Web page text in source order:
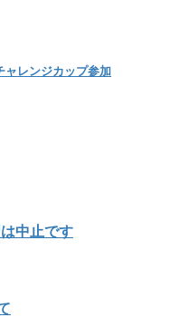
レンジカップ参加
中止です